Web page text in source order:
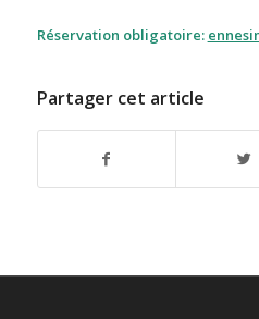
Réservation obligatoire:
Partager cet article